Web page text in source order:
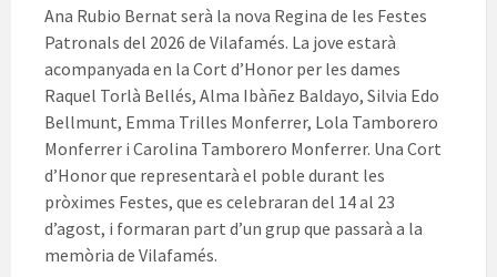
Ana Rubio Bernat serà la nova Regina de les Festes
Patronals del 2026 de Vilafamés. La jove estarà
acompanyada en la Cort d’Honor per les dames
Raquel Torlà Bellés, Alma Ibàñez Baldayo, Silvia Edo
Bellmunt, Emma Trilles Monferrer, Lola Tamborero
Monferrer i Carolina Tamborero Monferrer. Una Cort
d’Honor que representarà el poble durant les
pròximes Festes, que es celebraran del 14 al 23
d’agost, i formaran part d’un grup que passarà a la
memòria de Vilafamés.